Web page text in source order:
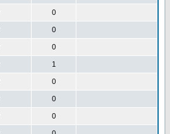
0
0
0
1
0
0
0